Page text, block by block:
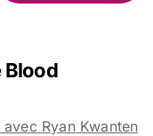
Blood
Ryan Kwanten